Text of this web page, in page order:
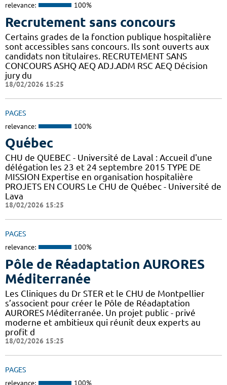
relevance: 100%
Recrutement sans concours
Certains grades de la fonction publique hospitalière
sont accessibles sans concours. Ils sont ouverts aux
candidats non titulaires. RECRUTEMENT SANS
CONCOURS ASHQ AEQ ADJ.ADM RSC AEQ Décision
jury du
18/02/2026 15:25
PAGES
relevance: 100%
Québec
CHU de QUEBEC - Université de Laval : Accueil d'une
délégation les 23 et 24 septembre 2015 TYPE DE
MISSION Expertise en organisation hospitalière
PROJETS EN COURS Le CHU de Québec - Université de
Lava
18/02/2026 15:25
PAGES
relevance: 100%
Pôle de Réadaptation AURORES
Méditerranée
Les Cliniques du Dr STER et le CHU de Montpellier
s’associent pour créer le Pôle de Réadaptation
AURORES Méditerranée. Un projet public - privé
moderne et ambitieux qui réunit deux experts au
profit d
18/02/2026 15:25
PAGES
relevance: 100%